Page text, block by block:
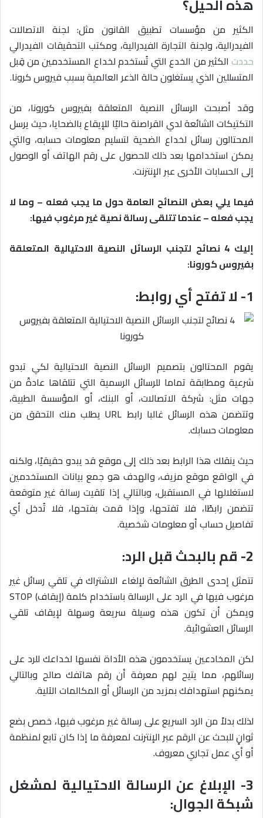
هذه الحيل؟
الكثير من مؤسسات تطبيق القانون مثل: لجنة الاتصالات
الفيدرالية، ولجنة التجارة الفيدرالية، ومكتب التحقيقات الفيدرالي
حددت الكثير من الخدع التي تُستخدم لخداع المستخدمين من قِبل
المتسللين الذي يستغلون حالة الذعر العالمية بسبب فيروس كرونا.
وقد أصبحت الرسائل النصية المتعلقة بفيروس كورونا، من
التكتيكات الشائعة لدي القراصنة حاليًا للإيقاع بالضحايا، حيث يرسل
المحتالون رسائل لخداع الضحية لتسليم معلومات حسابه، والتي
يمكن استخدامها بعد ذلك للحصول على رقم الهاتف أو الوصول
إلى الحسابات الأخرى عبر الإنترنت.
فيما يلي بعض النصائح العامة حول ما يجب فعله – وما لا
يجب فعله – عندما تتلقى رسالة نصية غير مرغوب فيها:
إليك 4 نصائح لتجنب الرسائل النصية الاحتيالية المتعلقة
بفيروس كورونا:
1- لا تفتح أي روابط:
يقوم المحتالون بتصميم الرسائل النصية الاحتيالية لكي تبدو
شرعية ومطابقة تماما للرسائل الرسمية التي تتلقاها عادةً من
جهات مثل: شركة الاتصالات، أو البنك، أو المؤسسة الطبية،
وتتضمن هذه الرسائل غالبا رابط URL يطلب منك التحقق من
معلومات حسابك.
حيث ينقلك هذا الرابط بعد ذلك إلى موقع قد يبدو حقيقيًا، ولكنه
في الواقع موقع مزيف، والهدف هو جمع بيانات المستخدمين
لاستغلالها في المستقبل، وبالتالي إذا تلقيت رسالة غير متوقعة
تتضمن رابطًا، فلا تفتحها، وإذا قمت بفتحها، فلا تُدخل أي
تفاصيل حساب أو معلومات شخصية.
2- قم بالبحث قبل الرد:
تتمثل إحدى الطرق الشائعة لإلغاء الاشتراك في تلقي رسائل غير
مرغوب فيها في الرد على الرسالة باستخدام كلمة (إيقاف) STOP
ويمكن أن تكون هذه وسيلة سريعة وسهلة لإيقاف تلقي
الرسائل العشوائية.
لكن المخادعين يستخدمون هذه الأداة نفسها لخداعك للرد على
رسائلهم، مما يتيح لهم معرفة أن رقم هاتفك صالح وبالتالي
يمكنهم استهدافك بمزيد من الرسائل أو المكالمات الآلية.
لذلك بدلاً من الرد السريع على رسالة غير مرغوب فيها، خصص بضع
ثوانٍ للبحث عن الرقم عبر الإنترنت لمعرفة ما إذا كان تابع لمنظمة
أو أي عمل تجاري معروف.
3- الإبلاغ عن الرسالة الاحتيالية لمشغل
شبكة الجوال: